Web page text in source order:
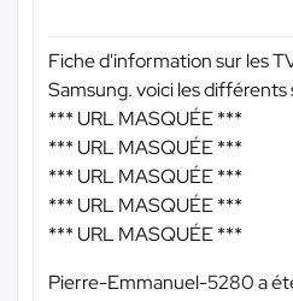
Fiche d'information sur les
Samsung. voici les
*** URL MASQUÉE ***
*** URL MASQUÉE ***
*** URL MASQUÉE ***
*** URL MASQUÉE ***
*** URL MASQUÉE ***
Pierre-Emmanuel-5280 a